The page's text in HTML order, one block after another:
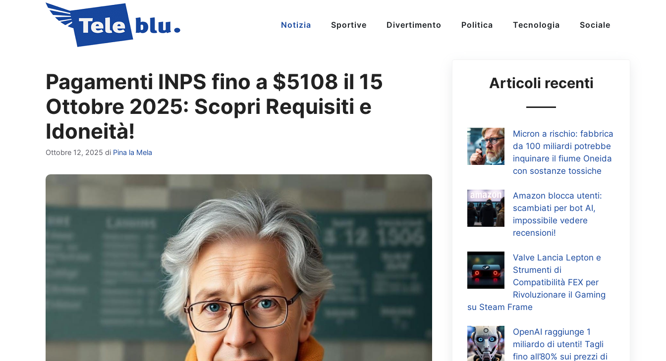
Notizia Sportive Divertimento Politica Tecnologia Sociale
Pagamenti INPS fino a $5108 il 15
Ottobre 2025: Scopri Requisiti e
Idoneità!
Ottobre 12, 2025 di Pina la Mela
Articoli recenti
Micron a rischio: fabbrica
da 100 miliardi potrebbe
inquinare il fiume Oneida
con sostanze tossiche
Amazon blocca utenti:
scambiati per bot AI,
impossibile vedere
recensioni!
Valve Lancia Lepton e
Strumenti di
Compatibilità FEX per
Rivoluzionare il Gaming
su Steam Frame
OpenAI raggiunge 1
miliardo di utenti! Tagli
fino all’80% sui prezzi di